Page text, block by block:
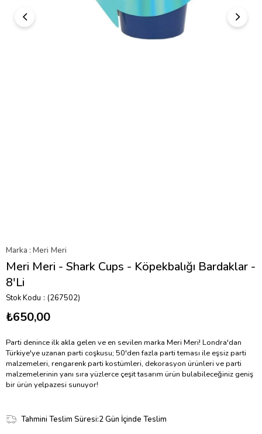
Marka : Meri Meri
Meri Meri - Shark Cups - Köpekbalığı Bardaklar -
8'Li
Stok Kodu (267502)
₺650,00
Parti denince ilk akla gelen ve en sevilen marka Meri Meri! Londra'dan
Türkiye'ye uzanan parti coşkusu; 50'den fazla parti teması ile eşsiz parti
malzemeleri, rengarenk parti kostümleri, dekorasyon ürünleri ve parti
malzemelerinin yanı sıra yüzlerce çeşit tasarım ürün bulabileceğiniz geniş
bir ürün yelpazesi sunuyor!
Tahmini Teslim Süresi:2 Gün İçinde Teslim